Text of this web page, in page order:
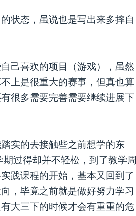
状态，虽说也是写出来多摔自
己喜欢的项目（游戏），虽然
上是很重大的赛事，但真也算
很多需要完善需要继续进展下
实的去接触些之前想学的东
过得却并不轻松，到了教学周
践课程的开始，基本又回到了
，毕竟之前就是做好努力学习
大三下的时候才会有重重的危